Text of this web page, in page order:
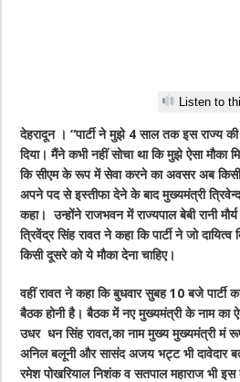
Listen to
देहरादून । “पार्टी ने मुझे 4 साल तक इस राज्य
दिया। मैंने कभी नहीं सोचा था कि मुझे ऐसा मौका
कि सीएम के रूप में सेवा करने का अवसर अब किसी
अपने पद से इस्तीफा देने के बाद मुख्यमंत्री
कहा। उन्होंने राजभवन में राज्यपाल बेबी रानी
त्रिवेंद्र सिंह रावत ने कहा कि पार्टी ने जो दायित्व
किसी दूसरे को ये मौका देना चाहिए।
वहीं रावत ने कहा कि बुधवार सुबह 10 बजे पार्टी
बैठक होनी है। बैठक में नए मुख्यमंत्री के नाम का
उधर धन सिंह रावत,का नाम मुख्य मुख्यमंत्री मं
अनिल बलूनी और सासंद अजय भट्ट भी दावेदार
रमेश पोखरियाल निशंक व सतपाल महाराज भी